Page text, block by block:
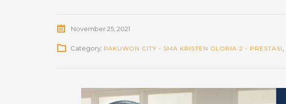
November 25, 2021
Category: PAKUWON CITY - SMA KRISTEN GLORIA 2 - PRESTASI,